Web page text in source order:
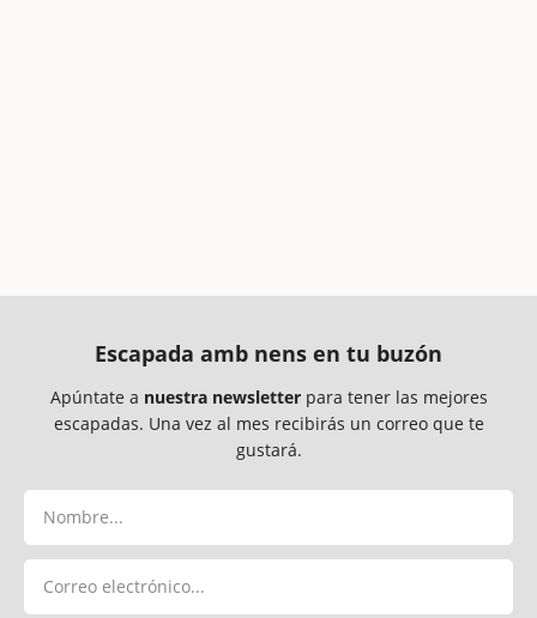
Escapada amb nens en tu buzón
Apúntate a nuestra newsletterpara tener las mejores
escapadas. Una vez al mes recibirás un correo que te
gustará.